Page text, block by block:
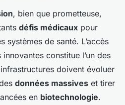
, bien que prometteuse,
défis médicaux pour
systèmes de santé. L’accès
constitue l’un des
doivent évoluer
données massives et tirer
en biotechnologie.